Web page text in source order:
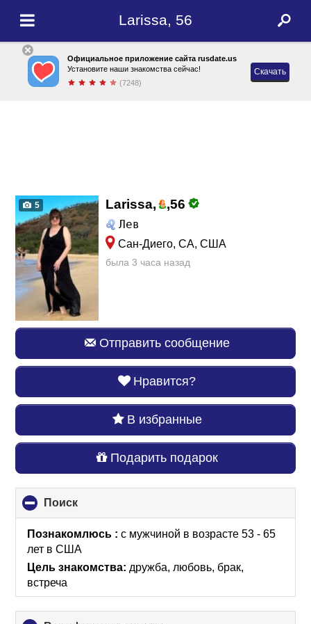
Larissa, 56
Официальное приложение сайта rusdate.us
Установите наши знакомства сейчас!
(7248)
Скачать
5 Larissa, ,56
Лев
Сан-Диего, CA, США
была 3 часа назад
Отправить сообщение
Нравится?
В избранные
Подарить подарок
Поиск
to
collapse
contents
Познакомлюсь :с мужчиной в возрасте 53 - 65
лет в США
Цель знакомства: дружба, любовь, брак,
встреча